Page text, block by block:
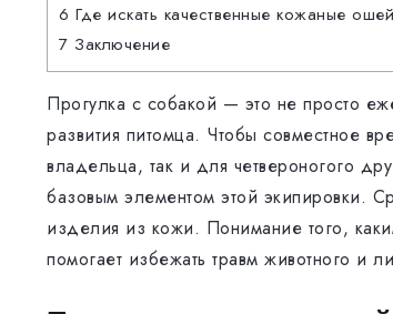
6 Где искать качественные кожаные
7 Заключение
Прогулка с собакой — это не просто
развития питомца. Чтобы совместное
владельца, так и для четвероногого
базовым элементом этой экипировки.
изделия из кожи. Понимание того,
помогает избежать травм животного и